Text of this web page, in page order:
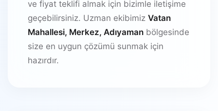
ve fiyat teklifi almak için bizimle iletişime
geçebilirsiniz. Uzman ekibimiz Vatan
Mahallesi, Merkez, Adıyaman bölgesinde
size en uygun çözümü sunmak için
hazırdır.